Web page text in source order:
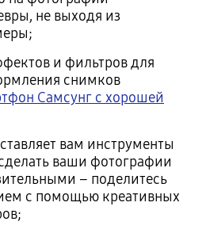
не выходя из
и фильтров для
снимков
Самсунг с хорошей
вам инструменты
ваши фотографии
– поделитесь
с помощью креативных